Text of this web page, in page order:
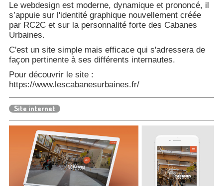
Le webdesign est moderne, dynamique et prononcé, il
s’appuie sur l'identité graphique nouvellement créée
par RC2C et sur la personnalité forte des Cabanes
Urbaines.
C'est un site simple mais efficace qui s'adressera de
façon pertinente à ses différents internautes.
Pour découvrir le site :
https://www.lescabanesurbaines.fr/
Site internet